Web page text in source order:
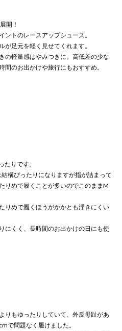
開！
ントのレースアップシューズ。
が足元を軽く見せてくれます。
の軽量感はやみつきに。高低差の少な
のお出かけや旅行にもおすすめ。
りです。
構ぴったりになりますが指が詰まって
りめで履くことが多いのでこのままM
りめで履くほうがかかとも浮きにくい
にくく、長時間のお出かけの日にも使
りもゆったりしていて、外反母趾があ
で問題なく履けました。